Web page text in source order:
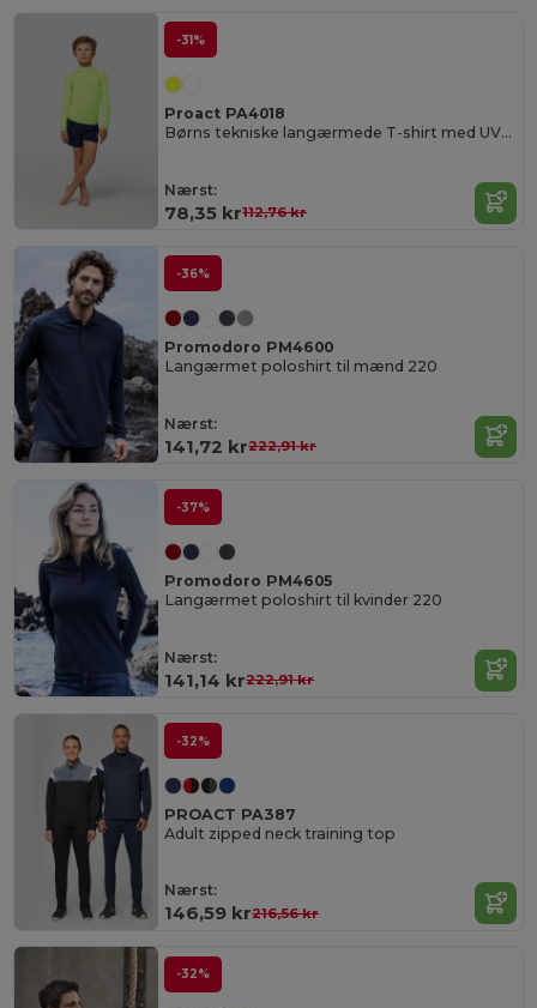
-31%
Proact PA4018
Børns tekniske langærmede T-shirt med UV-beskyttelse
Nærst:
78,35 kr112,76 kr
-36%
Promodoro PM4600
Langærmet poloshirt til mænd 220
Nærst:
141,72 kr222,91 kr
-37%
Promodoro PM4605
Langærmet poloshirt til kvinder 220
Nærst:
141,14 kr222,91 kr
-32%
PROACT PA387
Adult zipped neck training top
Nærst:
146,59 kr216,56 kr
-32%